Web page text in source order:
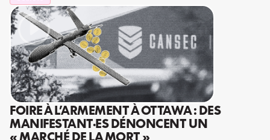
FOIRE À L’ARMEMENT À OTTAWA : DES
MANIFESTANT·ES DÉNONCENT UN
« MARCHÉ DE LA MORT »